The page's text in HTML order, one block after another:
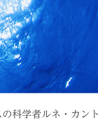
科学者ルネ・カント